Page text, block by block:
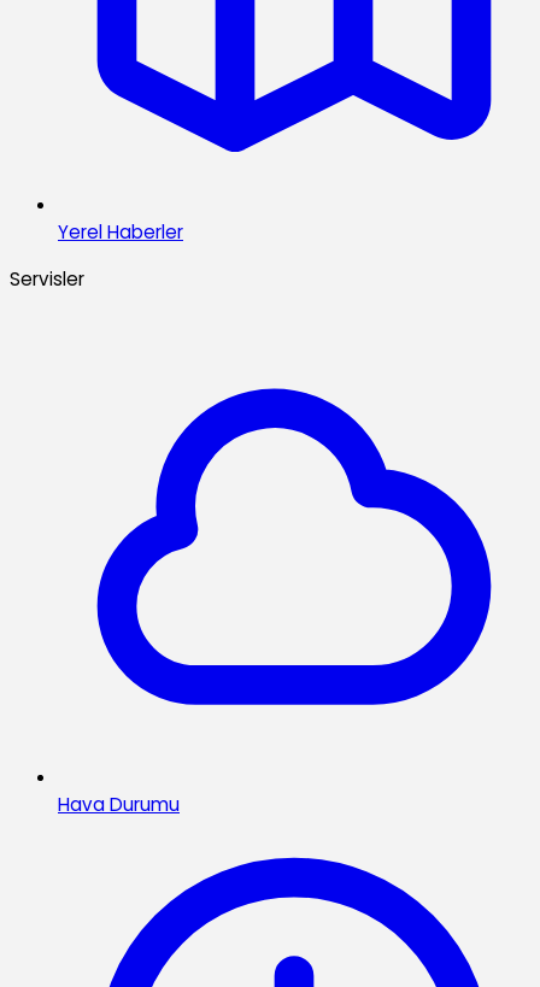
Yerel Haberler
Servisler
Hava Durumu